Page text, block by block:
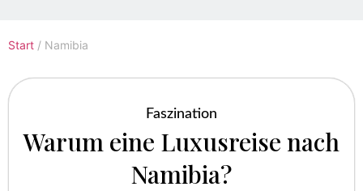
Start / Namibia
Faszination
Warum eine Luxusreise nach
Namibia?